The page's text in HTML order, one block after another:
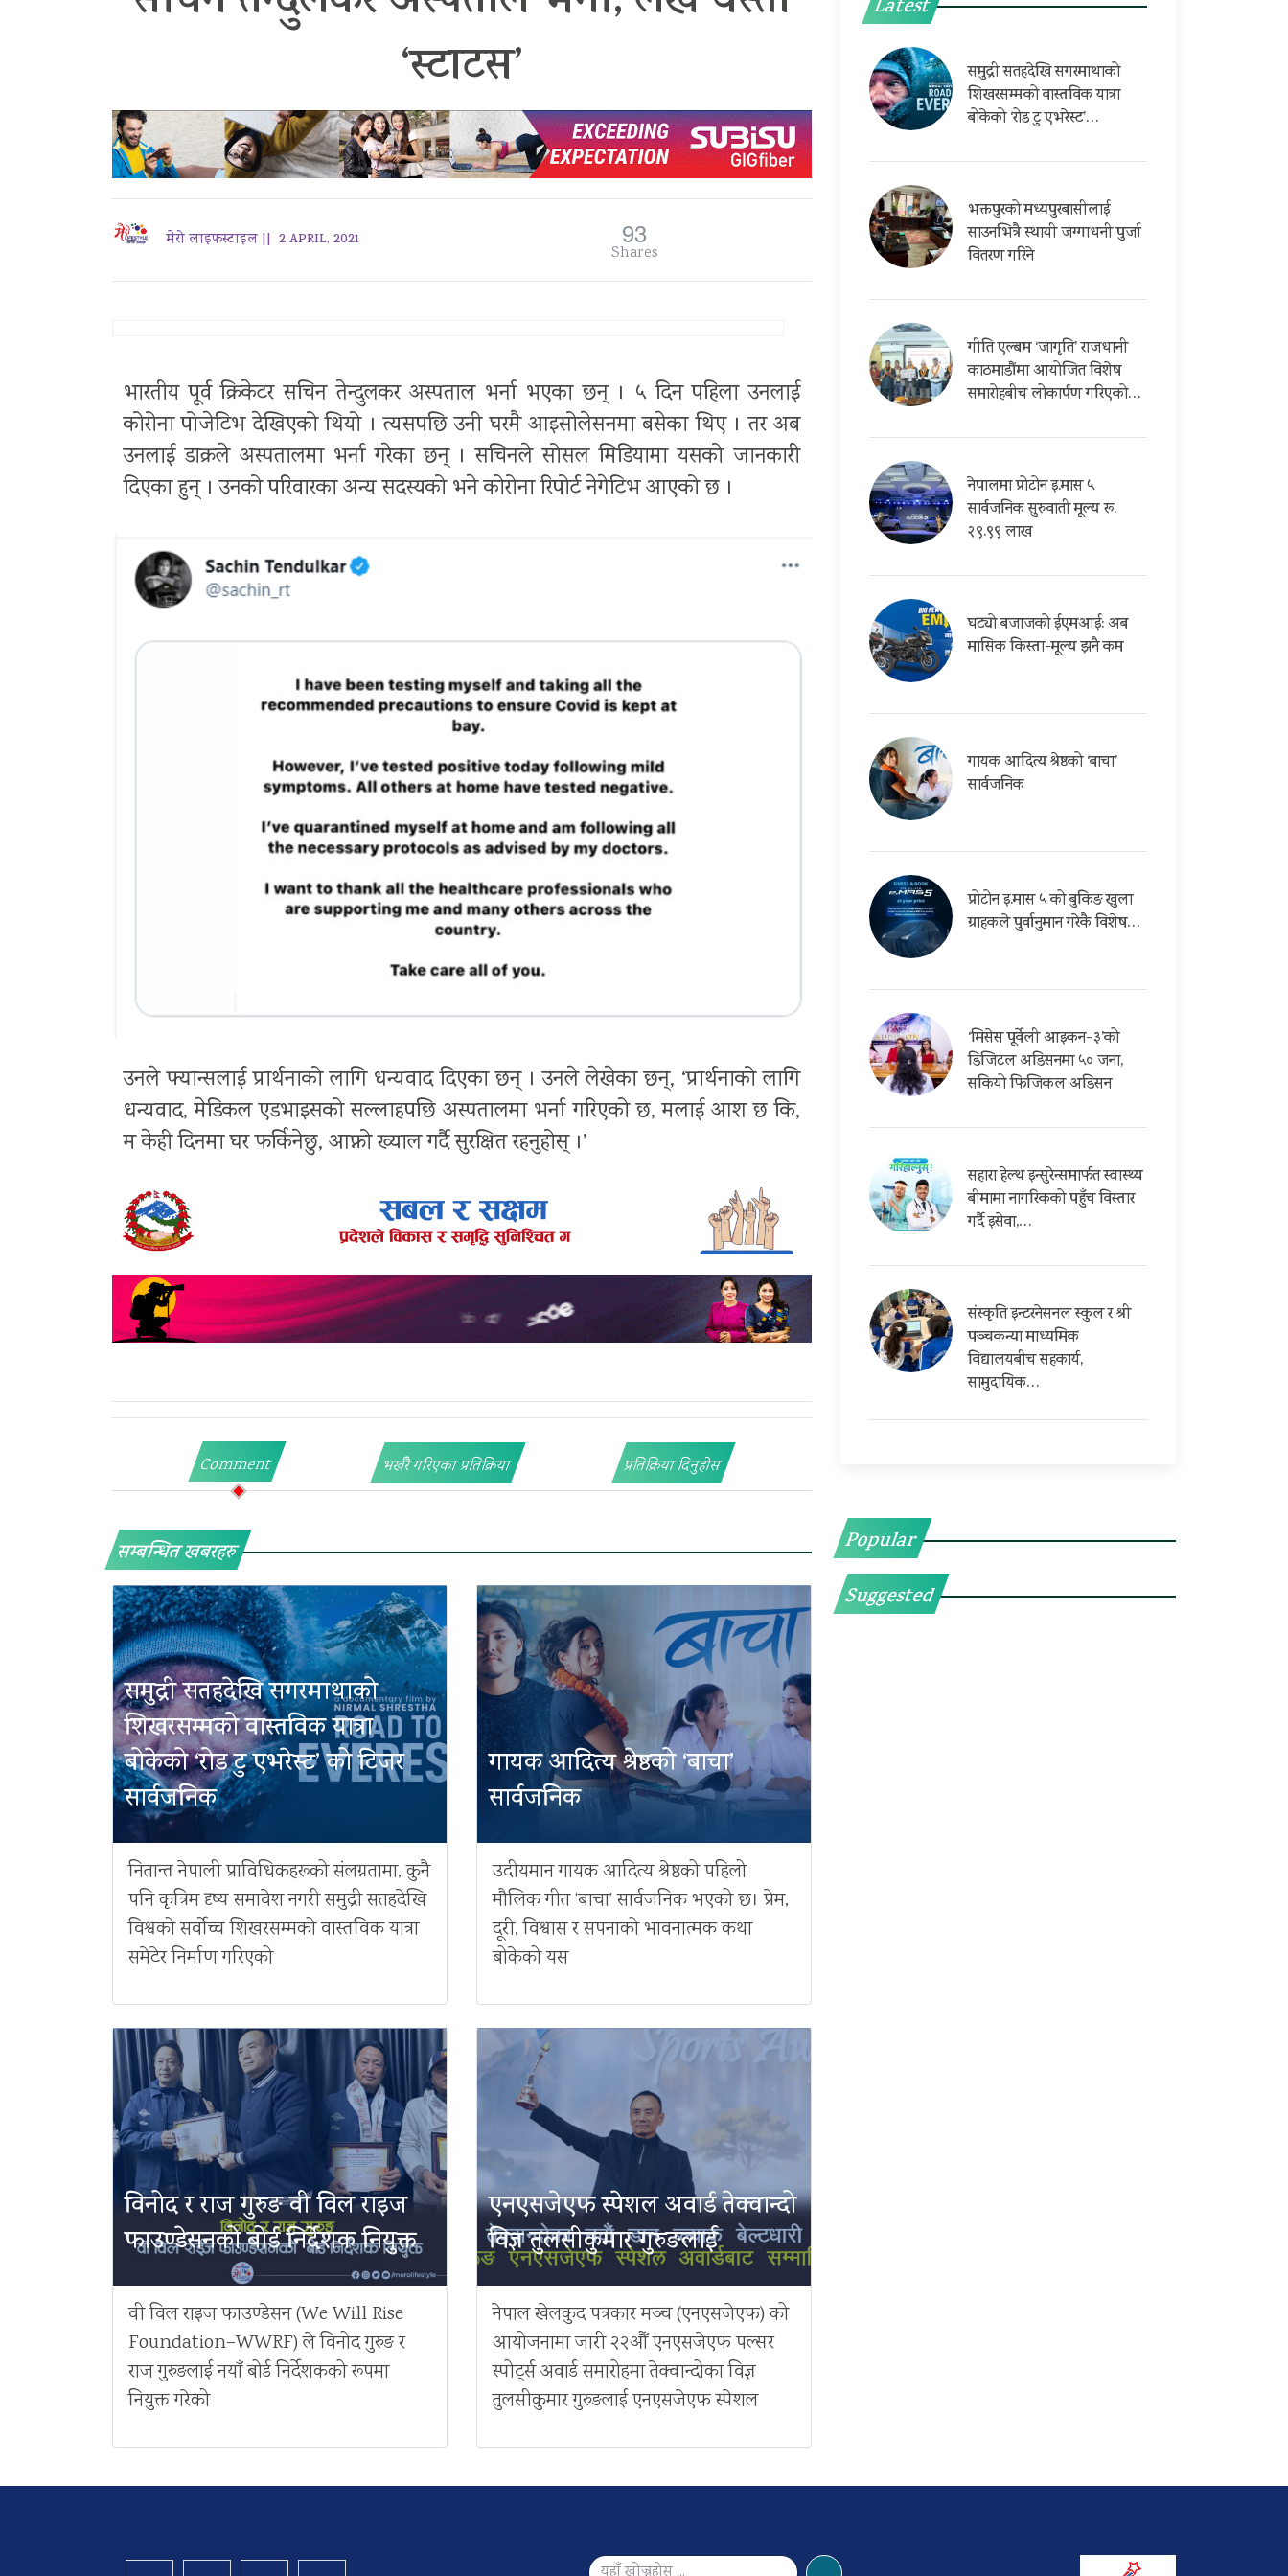
‘स्टाटस’
मेरो लाइफस्टाइल || 2 APRIL, 2021 93
Shares
भारतीय पूर्व क्रिकेटर सचिन तेन्दुलकर अस्पताल भर्ना भएका छन् । ५ दिन पहिला उनलाई
कोरोना पोजेटिभ देखिएको थियो । त्यसपछि उनी घरमै आइसोलेसनमा बसेका थिए । तर अब
उनलाई डाक्रले अस्पतालमा भर्ना गरेका छन् । सचिनले सोसल मिडियामा यसको जानकारी
दिएका हुन् । उनको परिवारका अन्य सदस्यको भने कोरोना रिपोर्ट नेगेटिभ आएको छ ।
उनले फ्यान्सलाई प्रार्थनाको लागि धन्यवाद दिएका छन् । उनले लेखेका छन्, ‘प्रार्थनाको लागि
धन्यवाद, मेडिकल एडभाइसको सल्लाहपछि अस्पतालमा भर्ना गरिएको छ, मलाई आश छ कि,
म केही दिनमा घर फर्किनेछु, आफ्नो ख्याल गर्दै सुरक्षित रहनुहोस् ।’
Comment भर्खरै गरिएका प्रतिक्रिया प्रतिक्रिया दिनुहोस
सम्बन्धित खबरहरु
समुद्री सतहदेखि सगरमाथाको
शिखरसम्मको वास्तविक यात्रा
बोकेको ‘रोड टु एभरेस्ट’ को टिजर
सार्वजनिक
नितान्त नेपाली प्राविधिकहरूको संलग्नतामा, कुनै
पनि कृत्रिम दृष्य समावेश नगरी समुद्री सतहदेखि
विश्वको सर्वोच्च शिखरसम्मको वास्तविक यात्रा
समेटेर निर्माण गरिएको
गायक आदित्य श्रेष्ठको ‘बाचा’
सार्वजनिक
उदीयमान गायक आदित्य श्रेष्ठको पहिलो
मौलिक गीत ‘बाचा’ सार्वजनिक भएको छ। प्रेम,
दूरी, विश्वास र सपनाको भावनात्मक कथा
बोकेको यस
विनोद र राज गुरुङ वी विल राइज
फाउण्डेसनको बोर्ड निर्देशक नियुक्त
वी विल राइज फाउण्डेसन (We Will Rise
Foundation–WWRF) ले विनोद गुरुङ र
राज गुरुङलाई नयाँ बोर्ड निर्देशकको रूपमा
नियुक्त गरेको
एनएसजेएफ स्पेशल अवार्ड तेक्वान्दो
विज्ञ तुलसीकुमार गुरुङलाई
नेपाल खेलकुद पत्रकार मञ्च (एनएसजेएफ) को
आयोजनामा जारी २२औँ एनएसजेएफ पल्सर
स्पोर्ट्स अवार्ड समारोहमा तेक्वान्दोका विज्ञ
तुलसीकुमार गुरुङलाई एनएसजेएफ स्पेशल
Latest
समुद्री सतहदेखि सगरमाथाको
शिखरसम्मको वास्तविक यात्रा
बोकेको ‘रोड टु एभरेस्ट’…
भक्तपुरको मध्यपुरबासीलाई
साउनभित्रै स्थायी जग्गाधनी पुर्जा
वितरण गरिने
गीति एल्बम ‘जागृति’ राजधानी
काठमाडौंमा आयोजित विशेष
समारोहबीच लोकार्पण गरिएको…
नेपालमा प्रोटोन इ.मास ५
सार्वजनिक सुरुवाती मूल्य रू.
२९.९९ लाख
घट्यो बजाजको ईएमआई: अब
मासिक किस्ता-मूल्य झनै कम
गायक आदित्य श्रेष्ठको ‘बाचा’
सार्वजनिक
प्रोटोन इ.मास ५ को बुकिङ खुला
ग्राहकले पुर्वानुमान गरेकै विशेष…
‘मिसेस पूर्वेली आइकन-३’को
डिजिटल अडिसनमा ५० जना,
सकियो फिजिकल अडिसन
सहारा हेल्थ इन्सुरेन्समार्फत स्वास्थ्य
बीमामा नागरिकको पहुँच विस्तार
गर्दै इसेवा,…
संस्कृति इन्टरनेसनल स्कुल र श्री
पञ्चकन्या माध्यमिक
विद्यालयबीच सहकार्य,
सामुदायिक…
Popular
Suggested